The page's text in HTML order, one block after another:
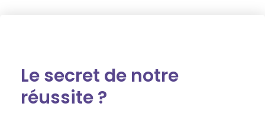
Le secret de notre
réussite ?